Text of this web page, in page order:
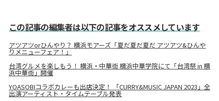
この記事の編集者は以下の記事をオススメしています
アツアツorひんやり？ 横浜モアーズ「夏だ夏だ夏だ アツアツ&ひんや
りメニューフェア！」
台湾グルメを楽しもう！ 横浜・中華街 横浜中華学院にて「台湾祭 in 横
浜中華街」開催
YOASOBIコラボカレーも出店決定！ 「CURRY&MUSIC JAPAN 2023」全
出演アーティスト・タイムテーブル発表